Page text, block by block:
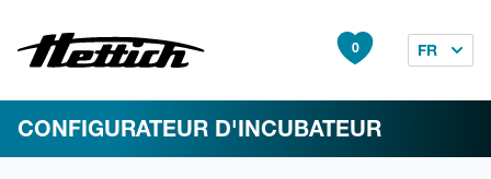
0 FR
CONFIGURATEUR D'INCUBATEUR